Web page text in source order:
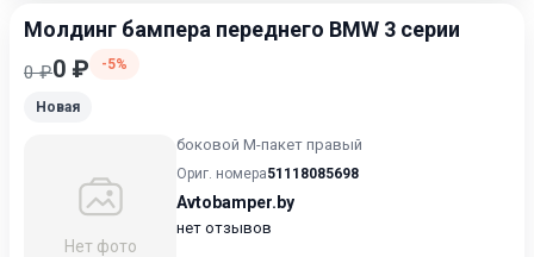
Молдинг бампера переднего BMW 3 серии
0 ₽0 ₽ -5%
Новая
Нет фото
боковой М-пакет правый
Ориг. номера51118085698
Avtobamper.by
нет отзывов